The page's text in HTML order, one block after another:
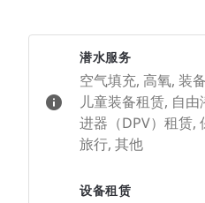
潜水服务
空气填充, 高氧, 装
儿童装备租赁, 自
进器（DPV）租赁,
旅行, 其他
设备租赁